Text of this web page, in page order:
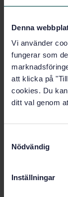
Denna
Vi använder
fungerar som
att klicka på
cookies. Du
ditt val genom
Nödvändig
Inställningar
Följande
Är
kommande
utbildning
erbjuder, fyll
Kategori:
cybersäkerhet